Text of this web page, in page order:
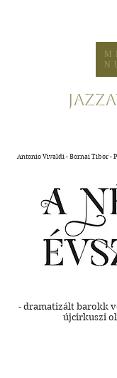
Antonio Vivaldi - Bornai Tibor -
- dramatizált barokk
újcirkuszi